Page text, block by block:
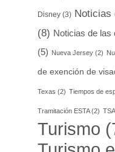
Disney(3) Noticias
(8) Noticias de las
(5) Nueva Jersey(2)
de exención de
Texas (2) Tiempos de
Tramitación ESTA(2)
Turismo